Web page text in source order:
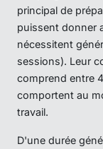
principal de
puissent donner
nécessitent
sessions). Leur
comprend entre
comportent au
travail.
D'une durée